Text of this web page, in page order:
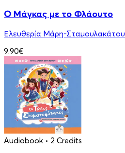
Ο Μάγκας με το Φλάουτο
Ελευθερία Μάρη-Σταμουλακάτου
9.90€
Audiobook • 2 Credits